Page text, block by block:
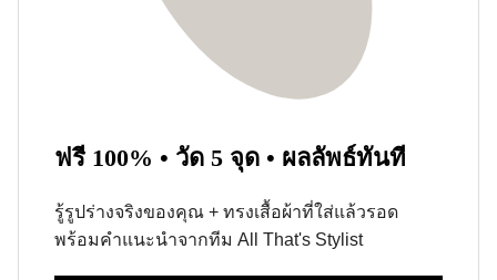
ฟรี 100% • วัด 5 จุด • ผลลัพธ์ทันที
รู้รูปร่างจริงของคุณ + ทรงเสื้อผ้าที่ใส่แล้วรอด
พร้อมคำแนะนำจากทีม All That's Stylist